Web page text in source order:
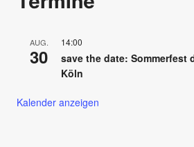
AUG.
30
14:00
save the date: Sommerfest
Köln
Kalender anzeigen